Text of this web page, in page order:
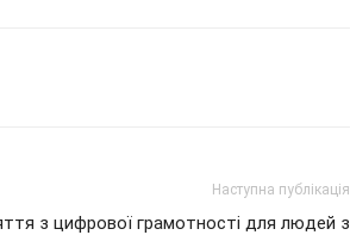
Наступна публікація
з цифрової грамотності для людей з